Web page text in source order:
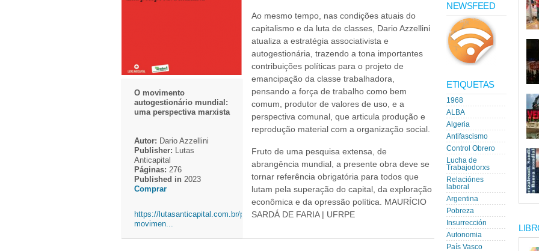
O movimento
autogestionário mundial:
uma perspectiva marxista
Autor: Dario Azzellini
Publisher: Lutas
Anticapital
Páginas: 276
Published in 2023
Comprar
https://lutasanticapital.com.br/products/o-
movimen...
Ao mesmo tempo, nas condições atuais do
capitalismo e da luta de classes, Dario Azzellini
atualiza a estratégia associativista e
autogestionária, trazendo a tona importantes
contribuições políticas para o projeto de
emancipação da classe trabalhadora,
pensando a força de trabalho como bem
comum, produtor de valores de uso, e a
perspectiva comunal, que articula produção e
reprodução material com a organização social.
Fruto de uma pesquisa extensa, de
abrangência mundial, a presente obra deve se
tornar referência obrigatória para todos que
lutam pela superação do capital, da exploração
econômica e da opressão política. MAURÍCIO
SARDÁ DE FARIA | UFRPE
NEWSFEED
ETIQUETAS
1968
ALBA
Algeria
Antifascismo
Control Obrero
Lucha de
Trabajodorxs
Relaciónes
laboral
Argentina
Pobreza
Insurrección
Autonomia
País Vasco